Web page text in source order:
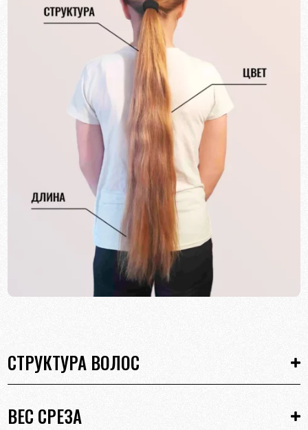
СТРУКТУРА ВОЛОС
ВЕС СРЕЗА